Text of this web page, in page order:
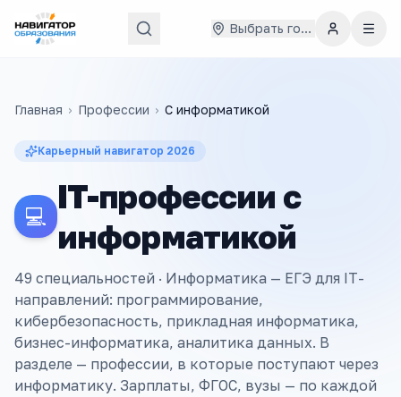
Выбрать город
Главная › Профессии › С информатикой
Карьерный навигатор 2026
💻
IT-профессии с
информатикой
49 специальностей · Информатика — ЕГЭ для IT-
направлений: программирование,
кибербезопасность, прикладная информатика,
бизнес-информатика, аналитика данных. В
разделе — профессии, в которые поступают через
информатику. Зарплаты, ФГОС, вузы — по каждой